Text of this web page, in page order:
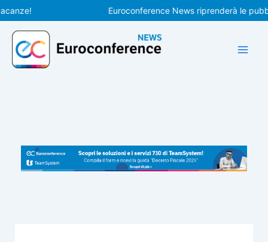
Vai
al
contenuto
Euroconference News riprenderà le